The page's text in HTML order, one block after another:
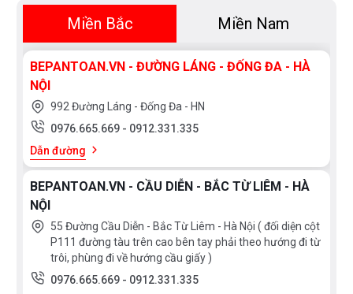
Miền Bắc Miền Nam
BEPANTOAN.VN - ĐƯỜNG LÁNG - ĐỐNG ĐA - HÀ
NỘI
992 Đường Láng - Đống Đa - HN
0976.665.669 - 0912.331.335
Dẫn đường
BEPANTOAN.VN - CẦU DIỄN - BẮC TỪ LIÊM - HÀ
NỘI
55 Đường Cầu Diễn - Bắc Từ Liêm - Hà Nội ( đối diện cột
P111 đường tàu trên cao bên tay phải theo hướng đi từ
trôi, phùng đi về hướng cầu giấy )
0976.665.669 - 0912.331.335